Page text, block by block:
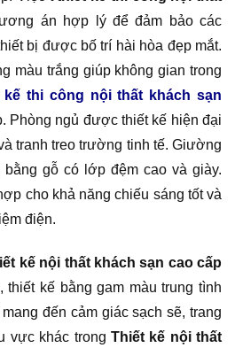
án hợp lý để đảm bảo các
bị được bố trí hài hòa đẹp mắt.
màu trắng giúp không gian trong
kế thi công nội thất khách sạn
Phòng ngủ được thiết kế hiện đại
tranh treo trường tinh tế. Giường
gỗ có lớp đệm cao và giày.
cho khả năng chiếu sáng tốt và
điện.
kế nội thất khách sạn cao cấp
kế bằng gam màu trung tình
đến cảm giác sạch sẽ, trang
vực khác trong Thiết kế nội thất